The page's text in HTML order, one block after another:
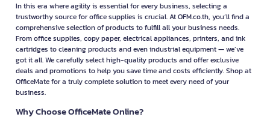
In this era where agility is essential for every business, selecting a
trustworthy source for office supplies is crucial. At OFM.co.th, you’ll find a
comprehensive selection of products to fulfill all your business needs.
From office supplies, copy paper, electrical appliances, printers, and ink
cartridges to cleaning products and even industrial equipment — we’ve
got it all. We carefully select high-quality products and offer exclusive
deals and promotions to help you save time and costs efficiently. Shop at
OfficeMate for a truly complete solution to meet every need of your
business.
Why Choose OfficeMate Online?